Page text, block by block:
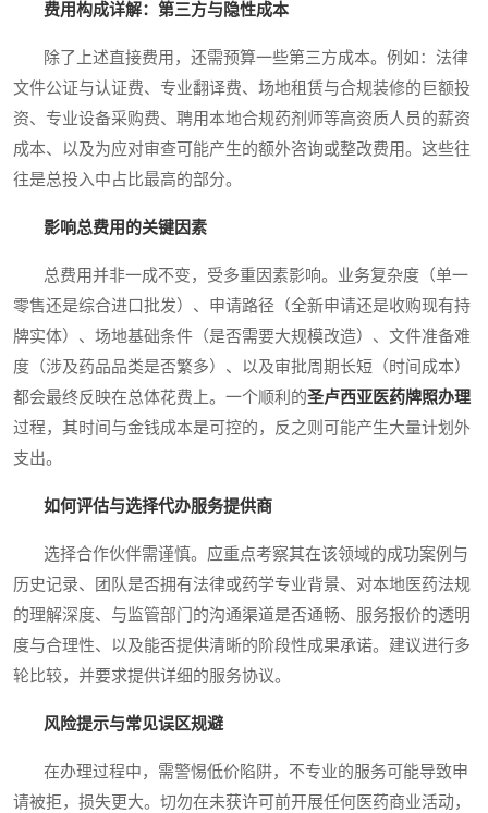
费用构成详解：第三方与隐性成本
除了上述直接费用，还需预算一些第三方成本。例如：法律
文件公证与认证费、专业翻译费、场地租赁与合规装修的巨额投
资、专业设备采购费、聘用本地合规药剂师等高资质人员的薪资
成本、以及为应对审查可能产生的额外咨询或整改费用。这些往
往是总投入中占比最高的部分。
影响总费用的关键因素
总费用并非一成不变，受多重因素影响。业务复杂度（单一
零售还是综合进口批发）、申请路径（全新申请还是收购现有持
牌实体）、场地基础条件（是否需要大规模改造）、文件准备难
度（涉及药品品类是否繁多）、以及审批周期长短（时间成本）
都会最终反映在总体花费上。一个顺利的圣卢西亚医药牌照办理
过程，其时间与金钱成本是可控的，反之则可能产生大量计划外
支出。
如何评估与选择代办服务提供商
选择合作伙伴需谨慎。应重点考察其在该领域的成功案例与
历史记录、团队是否拥有法律或药学专业背景、对本地医药法规
的理解深度、与监管部门的沟通渠道是否通畅、服务报价的透明
度与合理性、以及能否提供清晰的阶段性成果承诺。建议进行多
轮比较，并要求提供详细的服务协议。
风险提示与常见误区规避
在办理过程中，需警惕低价陷阱，不专业的服务可能导致申
请被拒，损失更大。切勿在未获许可前开展任何医药商业活动，